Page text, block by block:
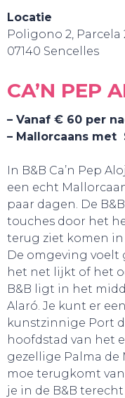
Locatie
Poligono 2, Parcela
07140 Sencelles
CA’N PEP
– Vanaf € 60 per
– Mallorcaans met
In B&B Ca’n Pep
een echt
paar dagen. De
touches door het
terug ziet komen in
De omgeving voelt
het net lijkt of het
B&B ligt in het
Alaró. Je kunt er
kunstzinnige Port
hoofdstad van het
gezellige Palma de
moe terugkomt
je in de B&B